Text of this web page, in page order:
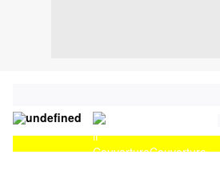
CouvertureCouverture